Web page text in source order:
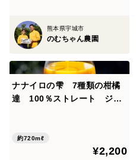
熊本県宇城市
のむちゃん農園
ナナイロの雫 7種類の柑橘
達 100％ストレート ジュ
産
約720mℓ
¥2,200